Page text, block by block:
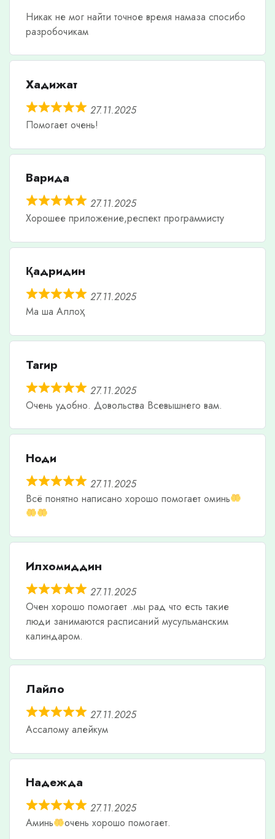
Никак не мог найти точное время намаза спосибо
разробочикам
Хадижат
27.11.2025
Помогает очень!
Варида
27.11.2025
Хорошее приложение,респект программисту
Қадридин
27.11.2025
Ма ша Аллоҳ
Тагир
27.11.2025
Очень удобно. Довольства Всевышнего вам.
Ноди
27.11.2025
Всë понятно написано хорошо помогает оминь
Илхомиддин
27.11.2025
Очен хорошо помогает .мы рад что есть такие
люди занимаются расписаний мусульманским
калиндаром.
Лайло
27.11.2025
Ассалому алейкум
Надежда
27.11.2025
Аминь
очень хорошо помогает.